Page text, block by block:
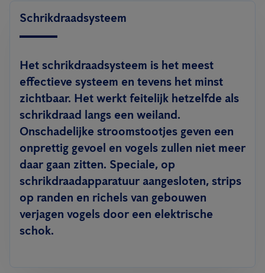
Schrikdraadsysteem
Het schrikdraadsysteem is het meest
effectieve systeem en tevens het minst
zichtbaar. Het werkt feitelijk hetzelfde als
schrikdraad langs een weiland.
Onschadelijke stroomstootjes geven een
onprettig gevoel en vogels zullen niet meer
daar gaan zitten. Speciale, op
schrikdraadapparatuur aangesloten, strips
op randen en richels van gebouwen
verjagen vogels door een elektrische
schok.